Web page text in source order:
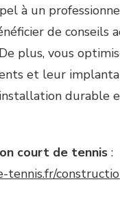
à un
de conseils
plus, vous
et leur
durable
court de tennis:
tennis.fr/